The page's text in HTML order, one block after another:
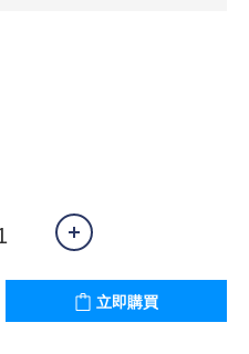
立即購買